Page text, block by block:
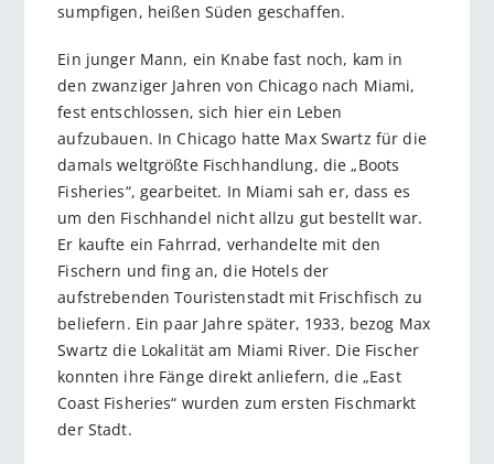
sumpfigen, heißen Süden geschaffen.
Ein junger Mann, ein Knabe fast noch, kam in
den zwanziger Jahren von Chicago nach Miami,
fest entschlossen, sich hier ein Leben
aufzubauen. In Chicago hatte Max Swartz für die
damals weltgrößte Fischhandlung, die „Boots
Fisheries“, gearbeitet. In Miami sah er, dass es
um den Fischhandel nicht allzu gut bestellt war.
Er kaufte ein Fahrrad, verhandelte mit den
Fischern und fing an, die Hotels der
aufstrebenden Touristenstadt mit Frischfisch zu
beliefern. Ein paar Jahre später, 1933, bezog Max
Swartz die Lokalität am Miami River. Die Fischer
konnten ihre Fänge direkt anliefern, die „East
Coast Fisheries“ wurden zum ersten Fischmarkt
der Stadt.